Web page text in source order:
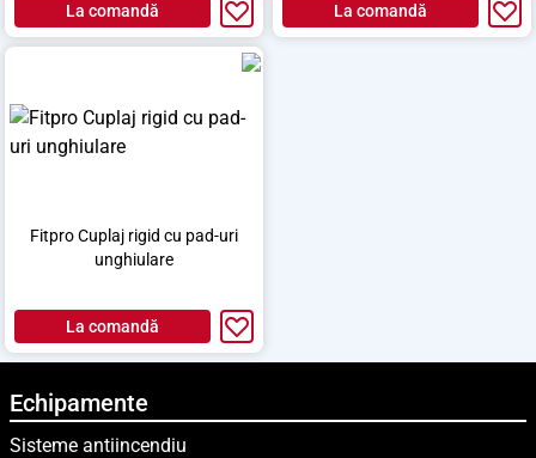
La comandă La comandă
Fitpro Cuplaj rigid cu pad-uri
unghiulare
La comandă
Echipamente
Sisteme antiincendiu